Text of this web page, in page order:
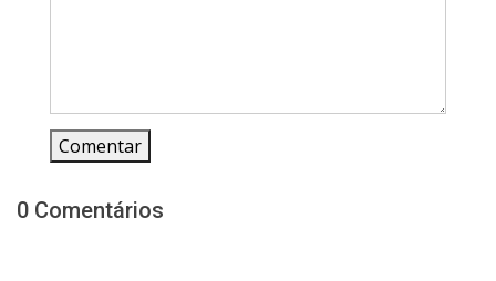
Comentar
0 Comentários